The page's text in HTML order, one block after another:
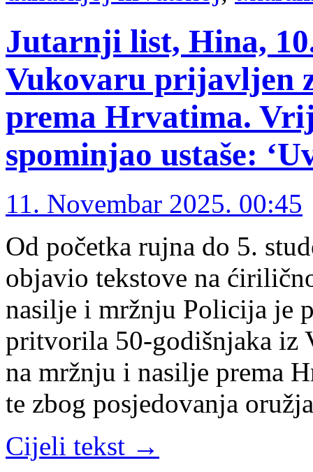
Jutarnji list, Hina,
Vukovaru prijavljen
prema Hrvatima.
spominjao ustaše:
11. Novembar 2025. 00:45
Od početka rujna do 5.
objavio tekstove na
nasilje i mržnju Policija je
pritvorila 50-godišnjaka iz
na mržnju i nasilje prema
te zbog posjedovanja
Cijeli tekst →